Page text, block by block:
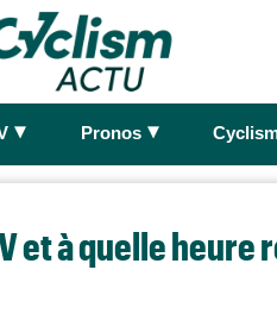
► Pronos ►
et à quelle heure